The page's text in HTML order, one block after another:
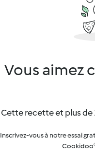
Vous aimez
Cette recette et plus
Inscrivez-vous à notre essai